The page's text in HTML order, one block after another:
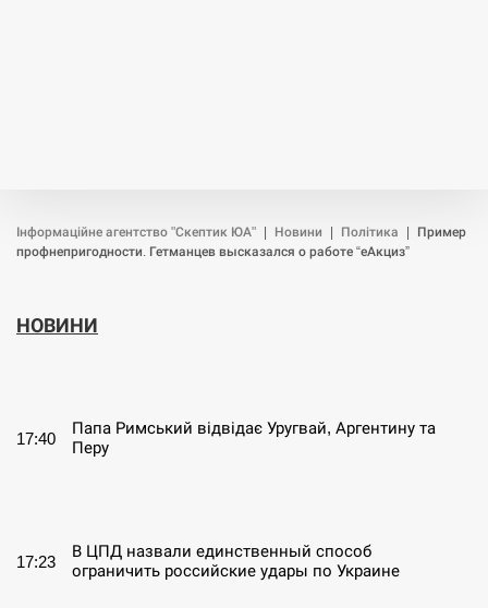
Інформаційне агентство "Скептик ЮА" Новини Політика
Пример
профнепригодности. Гетманцев высказался о работе “еАкциз”
НОВИНИ
17:40
Папа Римський відвідає Уругвай, Аргентину та
Перу
17:23
В ЦПД назвали единственный способ
ограничить российские удары по Украине